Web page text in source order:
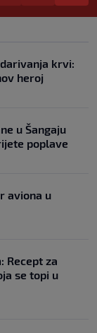
krvi:
heroj
u Šangaju
poplave
aviona u
Recept za
se topi u